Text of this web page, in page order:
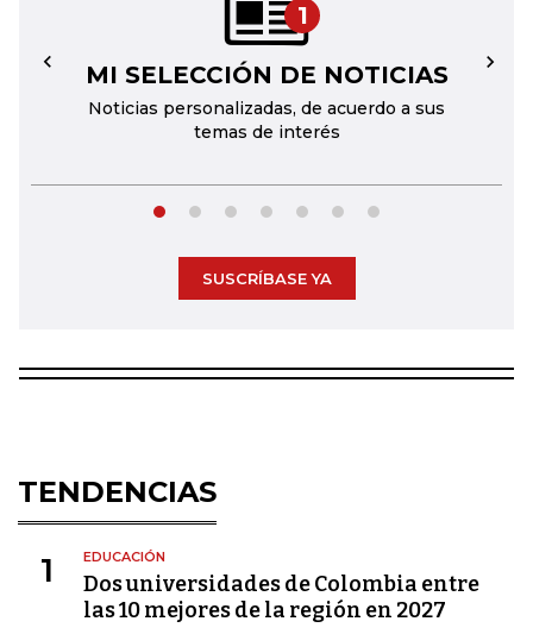
1
MI SELECCIÓN DE NOTICIAS
Noticias personalizadas, de acuerdo a sus
temas de interés
← →
SUSCRÍBASE YA
TENDENCIAS
1 EDUCACIÓN
Dos universidades de Colombia entre
las 10 mejores de la región en 2027